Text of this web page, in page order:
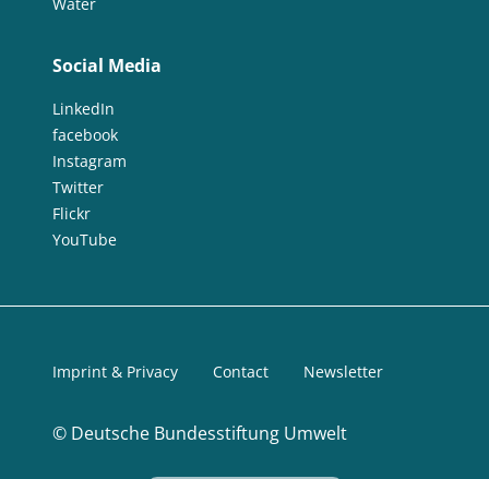
Social Media
LinkedIn
facebook
Instagram
Twitter
Flickr
YouTube
© Deutsche Bundesstiftung Umwelt
Imprint & Privacy Contact Newsletter